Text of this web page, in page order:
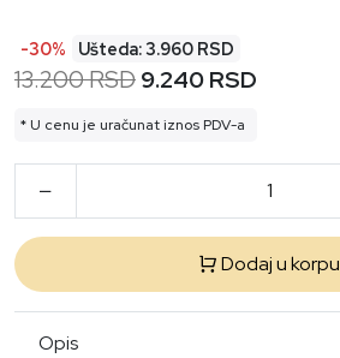
-30% Ušteda: 3.960 RSD
13.200 RSD9.240 RSD
* U cenu je uračunat iznos PDV-a
Dodaj u korpu
Opis